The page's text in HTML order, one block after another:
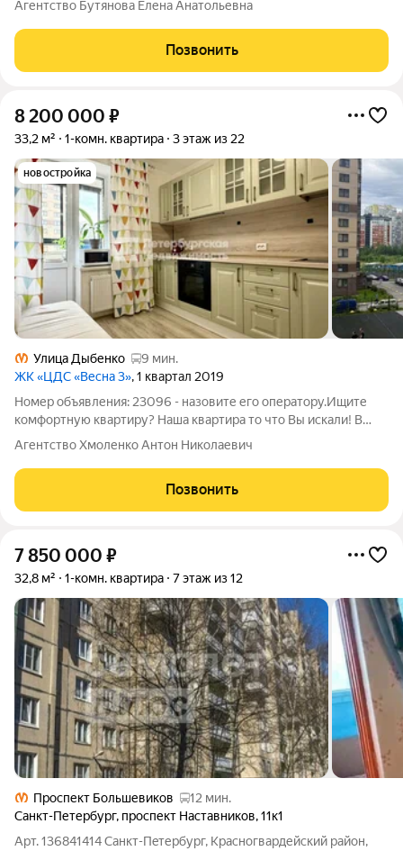
проживанию. В шаговой доступности от метро " Улица
Дыбенко. Прямая продажа, никто не
Агентство Бутянова Елена Анатольевна
Позвонить
8 200 000 ₽
33,2 м² 1-комн. квартира 3 этаж из 22
новостройка
Улица Дыбенко
9 мин.
ЖК «ЦДС «Весна 3», 1 квартал 2019
Номер объявления: 23096 - назовите его оператору.Ищите
комфортную квартиру? Наша квартира то что Вы искали! В
продаже светлая и уютная однокомнатная квартира площадью
планировка, которая позволяет
Агентство Хмоленко Антон Николаевич
Позвонить
7 850 000 ₽
32,8 м² 1-комн. квартира 7 этаж из 12
Проспект Большевиков
12 мин.
Санкт-Петербург, проспект Наставников,11к1
Арт. 136841414 Caнкт-Пeтербуpг, Kрасногваpдейcкий рaйoн,